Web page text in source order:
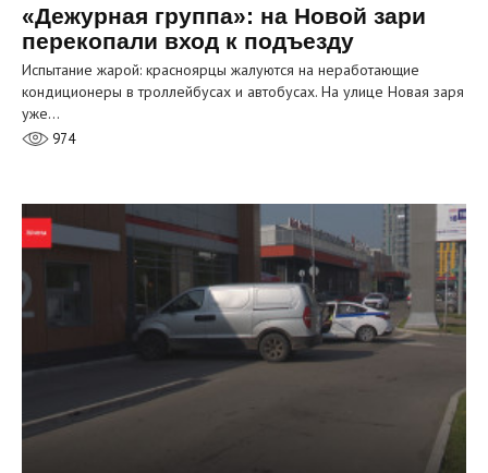
«Дежурная группа»: на Новой зари
перекопали вход к подъезду
Испытание жарой: красноярцы жалуются на неработающие
кондиционеры в троллейбусах и автобусах. На улице Новая заря
уже…
974